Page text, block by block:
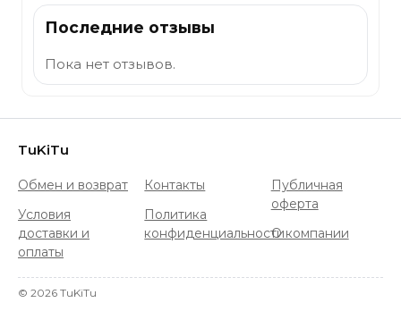
Последние отзывы
Пока нет отзывов.
TuKiTu
Обмен и возврат
Условия
доставки и
оплаты
Контакты
Политика
конфиденциальности
Публичная
оферта
О компании
© 2026 TuKiTu